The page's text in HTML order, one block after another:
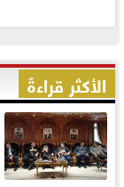
الأكثر قراءةً